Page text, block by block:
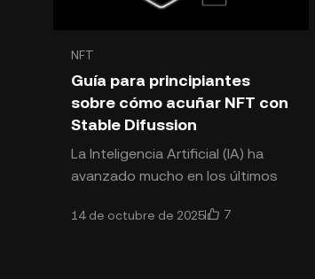
NFT
Guía para principiantes
sobre cómo acuñar NFT con
Stable Difussion
La Inteligencia Artificial (IA) ha
avanzado mucho en los últimos
principios de 2023, el ChatGPT
14 de octubre de 2025 7